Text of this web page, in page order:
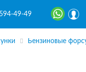
49-49
Бензиновые